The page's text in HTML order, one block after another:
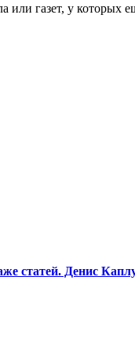
или газет, у которых
статей. Денис